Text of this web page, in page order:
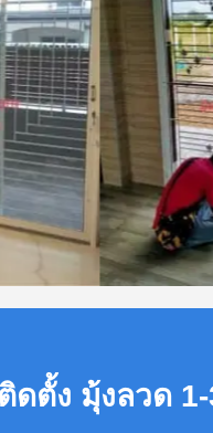
ตั้ง มุ้งลวด